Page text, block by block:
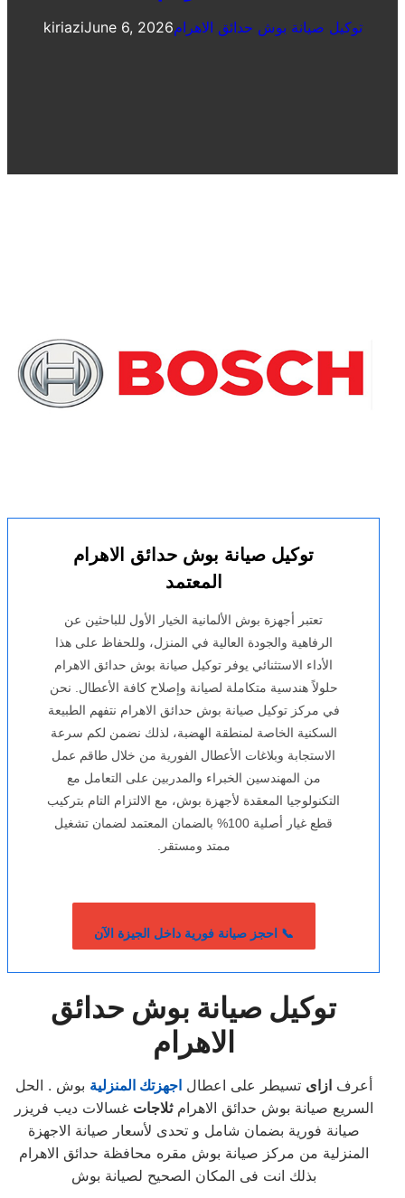
kiriaziJune 6, 2026توكيل صيانة بوش حدائق الاهرام
توكيل صيانة بوش حدائق الاهرام
المعتمد
تعتبر أجهزة بوش الألمانية الخيار الأول للباحثين عن
الرفاهية والجودة العالية في المنزل، وللحفاظ على هذا
الأداء الاستثنائي يوفر توكيل صيانة بوش حدائق الاهرام
حلولاً هندسية متكاملة لصيانة وإصلاح كافة الأعطال. نحن
في مركز توكيل صيانة بوش حدائق الاهرام نتفهم الطبيعة
السكنية الخاصة لمنطقة الهضبة، لذلك نضمن لكم سرعة
الاستجابة وبلاغات الأعطال الفورية من خلال طاقم عمل
من المهندسين الخبراء والمدربين على التعامل مع
التكنولوجيا المعقدة لأجهزة بوش، مع الالتزام التام بتركيب
قطع غيار أصلية 100% بالضمان المعتمد لضمان تشغيل
ممتد ومستقر.
📞 احجز صيانة فورية داخل الجيزة الآن
توكيل صيانة بوش حدائق
الاهرام
أعرفازاى تسيطر على اعطالاجهزتك المنزلية بوش . الحل
السريع صيانة بوش حدائق الاهرامثلاجات غسالات ديب فريزر
صيانة فورية بضمان شامل و تحدى لأسعار صيانة الاجهزة
المنزلية من مركز صيانة بوش مقره محافظة حدائق الاهرام
بذلك انت فى المكان الصحيح لصيانة بوش